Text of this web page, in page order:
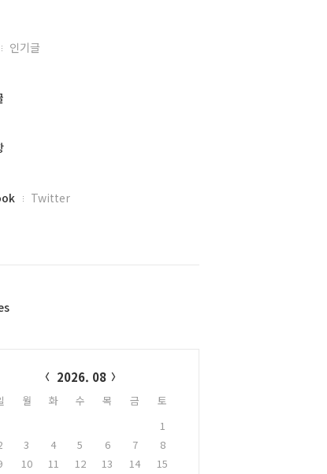
인기글
Twitter
2026. 08
월 화 수 목 금
토
1
3 4 5 6 7
8
10 11 12 13 14
15